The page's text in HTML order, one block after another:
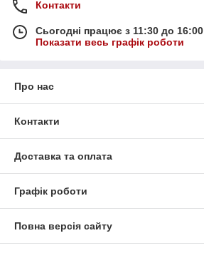
Контакти
Сьогодні працює з 11:30 до 16:00
Показати весь графік роботи
Про нас
Контакти
Доставка та оплата
Графік роботи
Повна версія сайту